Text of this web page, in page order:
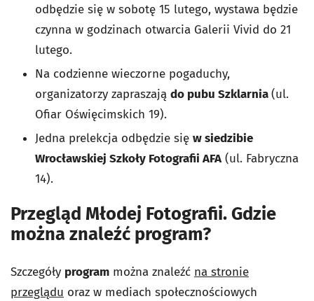
odbędzie się w sobotę 15 lutego, wystawa będzie
czynna w godzinach otwarcia Galerii Vivid do 21
lutego.
Na codzienne wieczorne pogaduchy,
organizatorzy zapraszają do pubu Szklarnia(ul.
Ofiar Oświęcimskich 19).
Jedna prelekcja odbędzie się w siedzibie
Wrocławskiej Szkoły Fotografii AFA(ul. Fabryczna
14).
Przegląd Młodej Fotografii. Gdzie
można znaleźć program?
Szczegóły program można znaleźć na stronie
przeglądu oraz w mediach społecznościowych